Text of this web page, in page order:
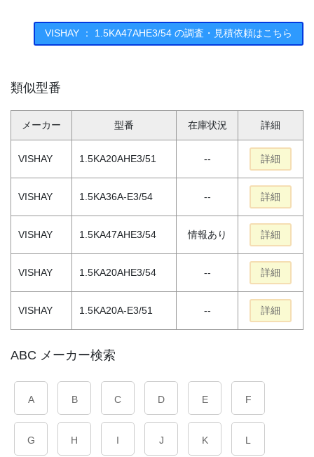
VISHAY ： 1.5KA47AHE3/54 の調査・見積依頼はこちら
類似型番
メーカー 型番 在庫状況 詳細
VISHAY 1.5KA20AHE3/51 -- 詳細
VISHAY 1.5KA36A-E3/54 -- 詳細
VISHAY 1.5KA47AHE3/54 情報あり 詳細
VISHAY 1.5KA20AHE3/54 -- 詳細
VISHAY 1.5KA20A-E3/51 -- 詳細
ABC メーカー検索
A B C D E F
G H I J K L